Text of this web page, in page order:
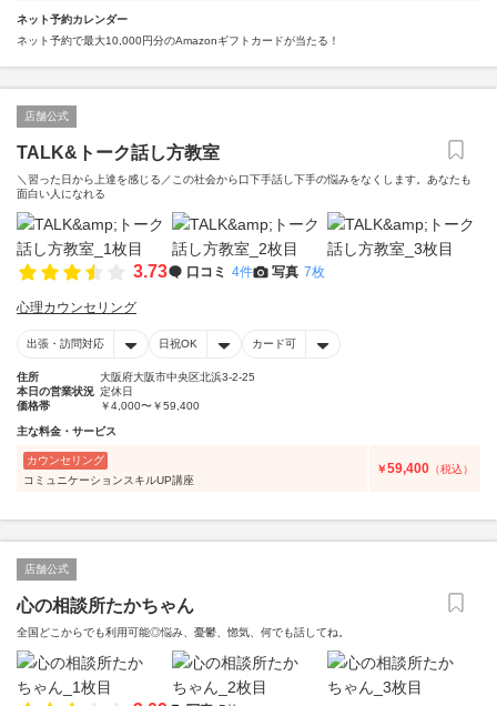
ネット予約カレンダー
ネット予約で最大10,000円分のAmazonギフトカードが当たる！
店舗公式
TALK&トーク話し方教室
＼習った日から上達を感じる／この社会から口下手話し下手の悩みをなくします。あなたも
面白い人になれる
3.73 口コミ 4件 写真 7枚
心理カウンセリング
出張・訪問対応 日祝OK カード可
住所
大阪府大阪市中央区北浜3-2-25
本日の営業状況 定休日
価格帯
￥4,000〜￥59,400
主な料金・サービス
カウンセリング
コミュニケーションスキルUP講座
￥59,400 （税込）
店舗公式
心の相談所たかちゃん
全国どこからでも利用可能◎悩み、憂鬱、惚気、何でも話してね。